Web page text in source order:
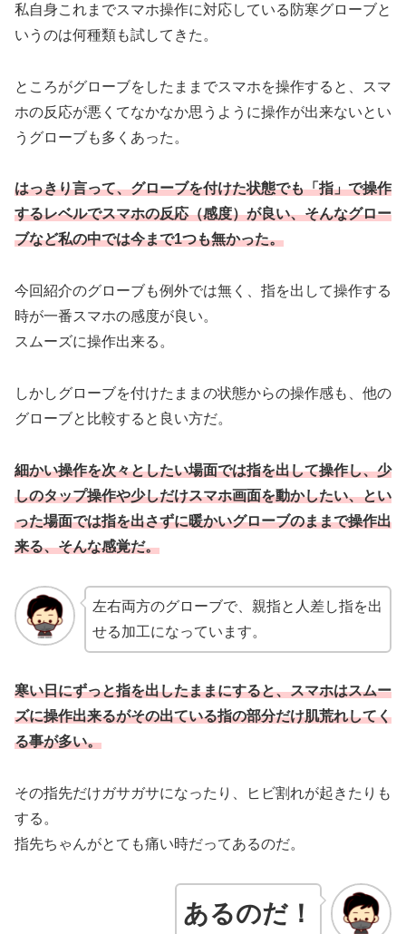
私自身これまでスマホ操作に対応している防寒グローブと
いうのは何種類も試してきた。
ところがグローブをしたままでスマホを操作すると、スマ
ホの反応が悪くてなかなか思うように操作が出来ないとい
うグローブも多くあった。
はっきり言って、グローブを付けた状態でも「指」で操作
するレベルでスマホの反応（感度）が良い、そんなグロー
ブなど私の中では今まで1つも無かった。
今回紹介のグローブも例外では無く、指を出して操作する
時が一番スマホの感度が良い。
スムーズに操作出来る。
しかしグローブを付けたままの状態からの操作感も、他の
グローブと比較すると良い方だ。
細かい操作を次々としたい場面では指を出して操作し、少
しのタップ操作や少しだけスマホ画面を動かしたい、とい
った場面では指を出さずに暖かいグローブのままで操作出
来る、そんな感覚だ。
左右両方のグローブで、親指と人差し指を出
せる加工になっています。
寒い日にずっと指を出したままにすると、スマホはスムー
ズに操作出来るがその出ている指の部分だけ肌荒れしてく
る事が多い。
その指先だけガサガサになったり、ヒビ割れが起きたりも
する。
指先ちゃんがとても痛い時だってあるのだ。
あるのだ！